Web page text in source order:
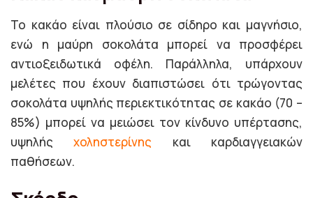
Το κακάο είναι πλούσιο σε σίδηρο και μαγνήσιο,
ενώ η μαύρη σοκολάτα μπορεί να προσφέρει
αντιοξειδωτικά οφέλη. Παράλληλα, υπάρχουν
μελέτες που έχουν διαπιστώσει ότι τρώγοντας
σοκολάτα υψηλής περιεκτικότητας σε κακάο (70 –
85%) μπορεί να μειώσει τον κίνδυνο υπέρτασης,
υψηλήςχοληστερίνης και καρδιαγγειακών
παθήσεων.